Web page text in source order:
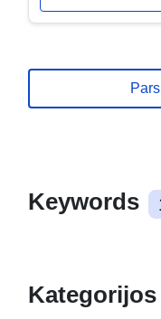
Keywords
Kategorijos